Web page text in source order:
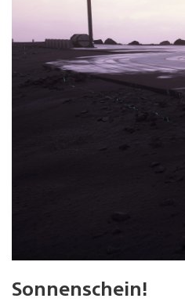
Sonnenschein!